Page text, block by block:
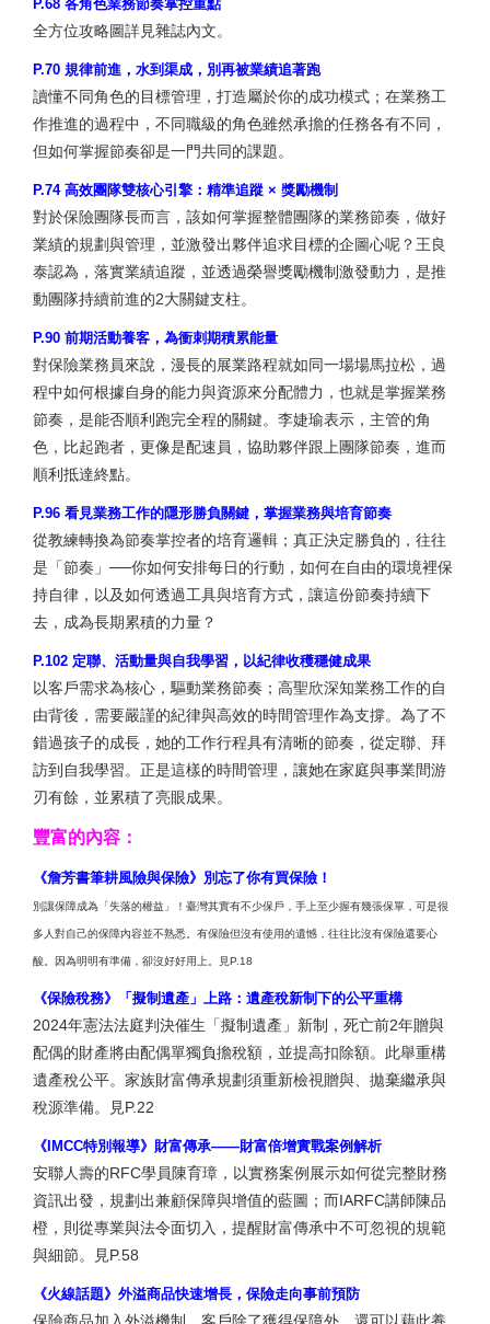
P.68 各角色業務節奏掌控重點
全方位攻略圖詳見雜誌內文。
P.70 規律前進，水到渠成，別再被業績追著跑
讀懂不同角色的目標管理，打造屬於你的成功模式；在業務工
作推進的過程中，不同職級的角色雖然承擔的任務各有不同，
但如何掌握節奏卻是一門共同的課題。
P.74 高效團隊雙核心引擎：精準追蹤 × 獎勵機制
對於保險團隊長而言，該如何掌握整體團隊的業務節奏，做好
業績的規劃與管理，並激發出夥伴追求目標的企圖心呢？王良
泰認為，落實業績追蹤，並透過榮譽獎勵機制激發動力，是推
動團隊持續前進的2大關鍵支柱。
P.90 前期活動養客，為衝刺期積累能量
對保險業務員來說，漫長的展業路程就如同一場場馬拉松，過
程中如何根據自身的能力與資源來分配體力，也就是掌握業務
節奏，是能否順利跑完全程的關鍵。李婕瑜表示，主管的角
色，比起跑者，更像是配速員，協助夥伴跟上團隊節奏，進而
順利抵達終點。
P.96 看見業務工作的隱形勝負關鍵，掌握業務與培育節奏
從教練轉換為節奏掌控者的培育邏輯；真正決定勝負的，往往
是「節奏」──你如何安排每日的行動，如何在自由的環境裡保
持自律，以及如何透過工具與培育方式，讓這份節奏持續下
去，成為長期累積的力量？
P.102 定聯、活動量與自我學習，以紀律收穫穩健成果
以客戶需求為核心，驅動業務節奏；高聖欣深知業務工作的自
由背後，需要嚴謹的紀律與高效的時間管理作為支撐。為了不
錯過孩子的成長，她的工作行程具有清晰的節奏，從定聯、拜
訪到自我學習。正是這樣的時間管理，讓她在家庭與事業間游
刃有餘，並累積了亮眼成果。
豐富的內容：
《詹芳書筆耕風險與保險》別忘了你有買保險！
別讓保障成為「失落的權益」！臺灣其實有不少保戶，手上至少握有幾張保單，可是很
多人對自己的保障內容並不熟悉。有保險但沒有使用的遺憾，往往比沒有保險還要心
酸。因為明明有準備，卻沒好好用上。見P.18
《保險稅務》「擬制遺產」上路：遺產稅新制下的公平重構
2024年憲法法庭判決催生「擬制遺產」新制，死亡前2年贈與
配偶的財產將由配偶單獨負擔稅額，並提高扣除額。此舉重構
遺產稅公平。家族財富傳承規劃須重新檢視贈與、拋棄繼承與
稅源準備。見P.22
《IMCC特別報導》財富傳承——財富倍增實戰案例解析
安聯人壽的RFC學員陳育璋，以實務案例展示如何從完整財務
資訊出發，規劃出兼顧保障與增值的藍圖；而IARFC講師陳品
橙，則從專業與法令面切入，提醒財富傳承中不可忽視的規範
與細節。見P.58
《火線話題》外溢商品快速增長，保險走向事前預防
保險商品加入外溢機制，客戶除了獲得保障外，還可以藉此養